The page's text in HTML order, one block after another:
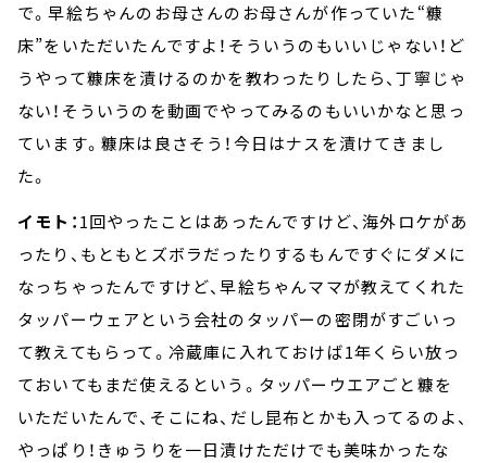
で。早絵ちゃんのお母さんのお母さんが作っていた“糠
床”をいただいたんですよ！そういうのもいいじゃない！ど
うやって糠床を漬けるのかを教わったりしたら、丁寧じゃ
ない！そういうのを動画でやってみるのもいいかなと思っ
ています。糠床は良さそう！今日はナスを漬けてきまし
た。
イモト：1回やったことはあったんですけど、海外ロケがあ
ったり、もともとズボラだったりするもんですぐにダメに
なっちゃったんですけど、早絵ちゃんママが教えてくれた
タッパーウェアという会社のタッパーの密閉がすごいっ
て教えてもらって。冷蔵庫に入れておけば1年くらい放っ
ておいてもまだ使えるという。タッパーウエアごと糠を
いただいたんで、そこにね、だし昆布とかも入ってるのよ、
やっぱり！きゅうりを一日漬けただけでも美味かったな